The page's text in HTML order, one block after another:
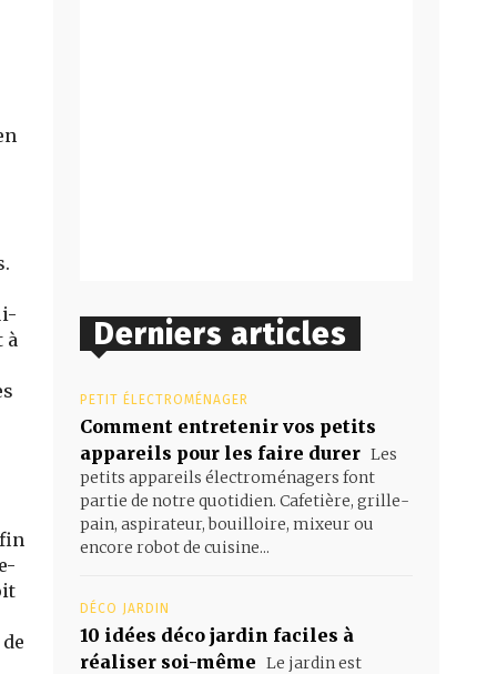
à
Derniers articles
PETIT ÉLECTROMÉNAGER
Comment entretenir vos petits
appareils pour les faire durer Les
petits appareils électroménagers font
partie de notre quotidien. Cafetière, grille-
pain, aspirateur, bouilloire, mixeur ou
encore robot de cuisine...
DÉCO JARDIN
10 idées déco jardin faciles à
réaliser soi-même Le jardin est